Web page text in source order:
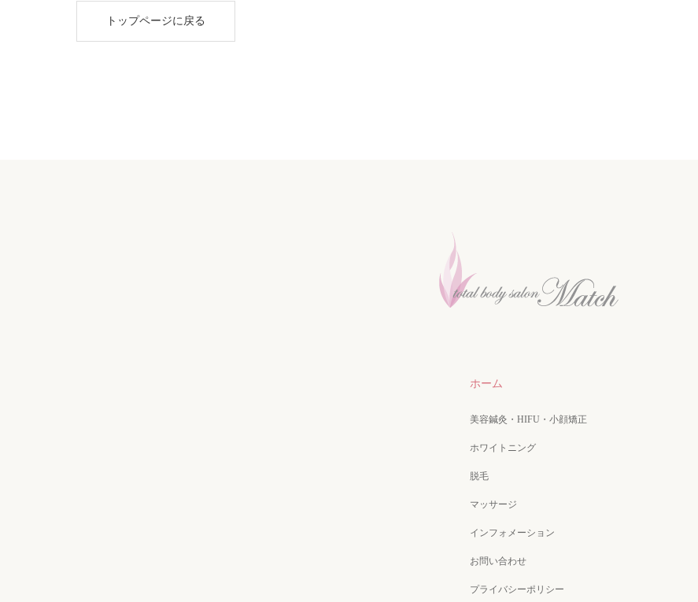
トップページに戻る
ホーム
美容鍼灸・HIFU・小顔矯正
ホワイトニング
脱毛
マッサージ
インフォメーション
お問い合わせ
プライバシーポリシー